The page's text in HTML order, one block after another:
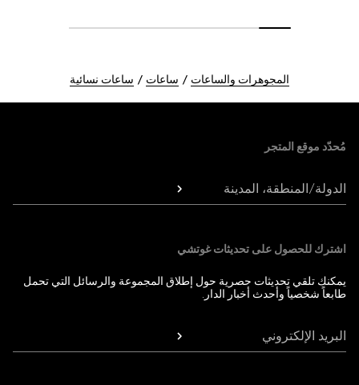
المجوهرات والساعات ساعات ساعات نسائية
مُحدّد موقع المتجر
الدولة/المنطقة، المدينة
اشترك للحصول على تحديثات غوتشي
يمكنك تلقي تحديثات حصرية حول إطلاق المجموعة والرسائل التي تحمل
طابعاً شخصياً وأحدث أخبار الدار.
البريد الإلكتروني